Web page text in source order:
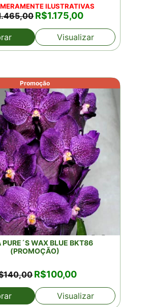
ILUSTRATIVAS
O
preço
original
era:
R$1.465,00.
R$1.175,00O
atual
é:
R$1.175,00.
Visualizar
Promoção
PURE´S WAX BLUE BKT86
(PROMOÇÃO)
140,00 O
preço
original
era:
R$140,00.
R$100,00O
atual
é:
R$100,00.
Visualizar